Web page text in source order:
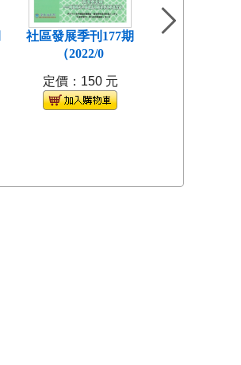
社區發展季刊177期
（2022/0
定價：150 元
社區發展季刊